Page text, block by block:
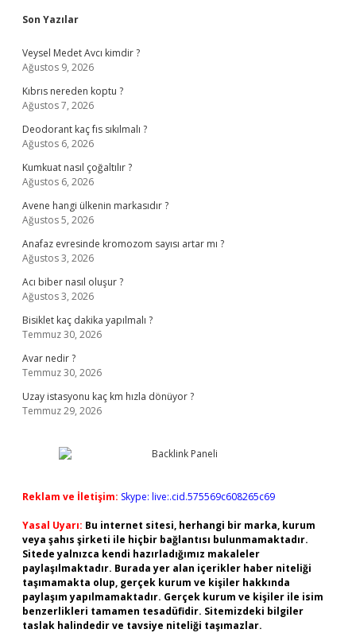
Sidebar
Son Yazılar
Veysel Medet Avcı kimdir ?
Ağustos 9, 2026
Kıbrıs nereden koptu ?
Ağustos 7, 2026
Deodorant kaç fıs sıkılmalı ?
Ağustos 6, 2026
Kumkuat nasıl çoğaltılır ?
Ağustos 6, 2026
Avene hangi ülkenin markasıdır ?
Ağustos 5, 2026
Anafaz evresinde kromozom sayısı artar mı ?
Ağustos 3, 2026
Acı biber nasıl oluşur ?
Ağustos 3, 2026
Bisiklet kaç dakika yapılmalı ?
Temmuz 30, 2026
Avar nedir ?
Temmuz 30, 2026
Uzay istasyonu kaç km hızla dönüyor ?
Temmuz 29, 2026
Reklam ve İletişim: Skype: live:.cid.575569c608265c69
Yasal Uyarı: Bu internet sitesi, herhangi bir marka, kurum
veya şahıs şirketi ile hiçbir bağlantısı bulunmamaktadır.
Sitede yalnızca kendi hazırladığımız makaleler
paylaşılmaktadır. Burada yer alan içerikler haber niteliği
taşımamakta olup, gerçek kurum ve kişiler hakkında
paylaşım yapılmamaktadır. Gerçek kurum ve kişiler ile isim
benzerlikleri tamamen tesadüfidir. Sitemizdeki bilgiler
taslak halindedir ve tavsiye niteliği taşımazlar.